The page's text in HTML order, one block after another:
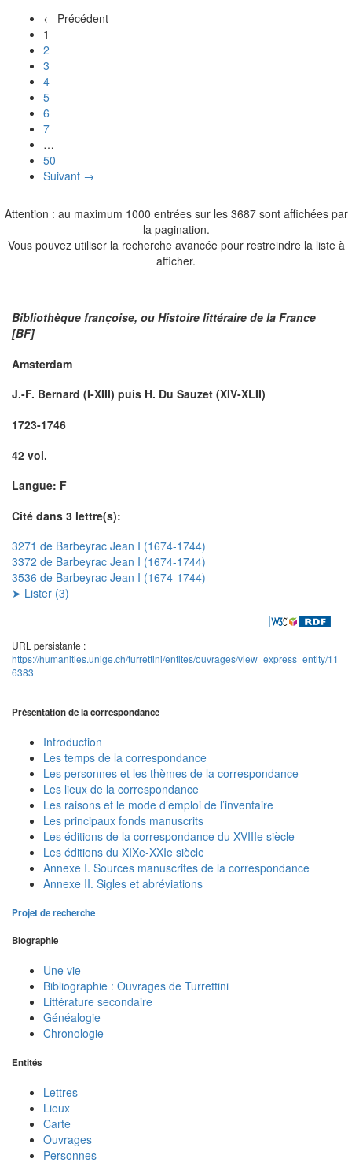
← Précédent
1
2
3
4
5
6
7
…
50
Suivant →
Attention : au maximum 1000 entrées sur les 3687 sont affichées par
la pagination.
Vous pouvez utiliser la recherche avancée pour restreindre la liste à
afficher.
Bibliothèque françoise, ou Histoire littéraire de la France
[BF]
Amsterdam
J.-F. Bernard (I-XIII) puis H. Du Sauzet (XIV-XLII)
1723-1746
42 vol.
Langue: F
Cité dans 3 lettre(s):
3271 de Barbeyrac Jean I (1674-1744)
3372 de Barbeyrac Jean I (1674-1744)
3536 de Barbeyrac Jean I (1674-1744)
➤ Lister (3)
URL persistante :
https://humanities.unige.ch/turrettini/entites/ouvrages/view_express_entity/11
6383
Présentation de la correspondance
Introduction
Les temps de la correspondance
Les personnes et les thèmes de la correspondance
Les lieux de la correspondance
Les raisons et le mode d’emploi de l’inventaire
Les principaux fonds manuscrits
Les éditions de la correspondance du XVIIIe siècle
Les éditions du XIXe-XXIe siècle
Annexe I. Sources manuscrites de la correspondance
Annexe II. Sigles et abréviations
Projet de recherche
Biographie
Une vie
Bibliographie : Ouvrages de Turrettini
Littérature secondaire
Généalogie
Chronologie
Entités
Lettres
Lieux
Carte
Ouvrages
Personnes